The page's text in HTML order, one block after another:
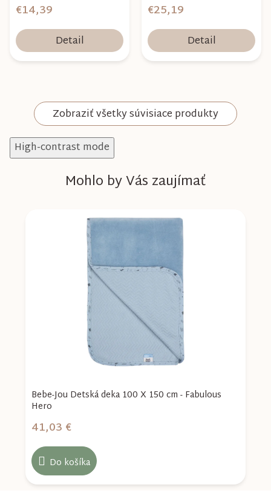
€14,39
Detail
€25,19
Detail
Zobraziť všetky súvisiace produkty
High-contrast mode
Mohlo by Vás zaujímať
Bebe-Jou Detská deka 100 X 150 cm - Fabulous
Hero
41,03 €
Do košíka